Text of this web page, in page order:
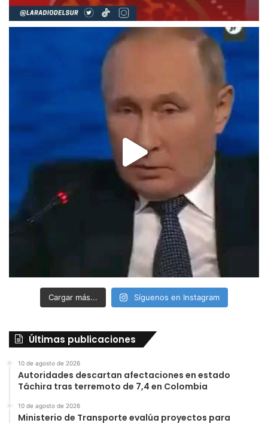
Cargar más... Síguenos en Instagram
Últimas publicaciones
10 de agosto de 2026
Autoridades descartan afectaciones en estado
Táchira tras terremoto de 7,4 en Colombia
10 de agosto de 2026
Ministerio de Transporte evalúa proyectos para